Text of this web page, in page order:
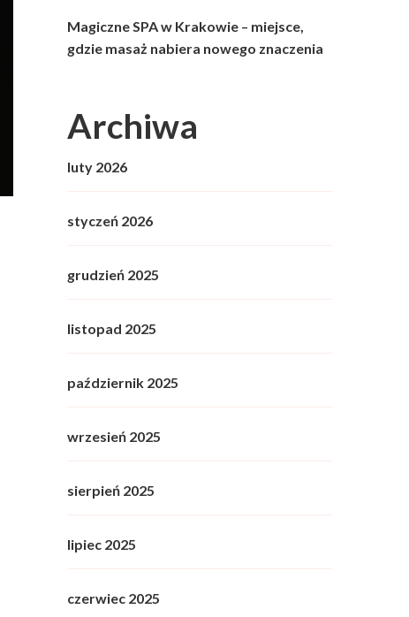
Magiczne SPA w Krakowie – miejsce,
gdzie masaż nabiera nowego znaczenia
Archiwa
luty 2026
styczeń 2026
grudzień 2025
listopad 2025
październik 2025
wrzesień 2025
sierpień 2025
lipiec 2025
czerwiec 2025